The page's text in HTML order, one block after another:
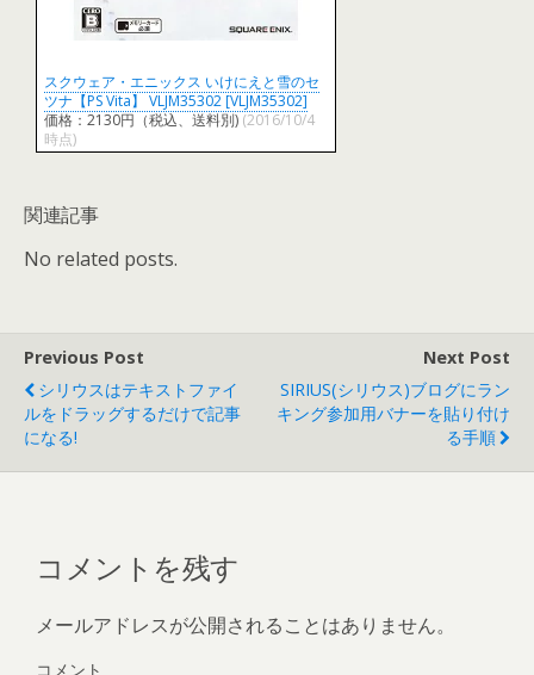
スクウェア・エニックス いけにえと雪のセ
ツナ【PS Vita】 VLJM35302 [VLJM35302]
価格：2130円（税込、送料別) (2016/10/4
時点)
関連記事
No related posts.
Previous Post
シリウスはテキストファイ
ルをドラッグするだけで記事
になる!
Next Post
SIRIUS(シリウス)ブログにラン
キング参加用バナーを貼り付け
る手順
コメントを残す
メールアドレスが公開されることはありません。
コメント